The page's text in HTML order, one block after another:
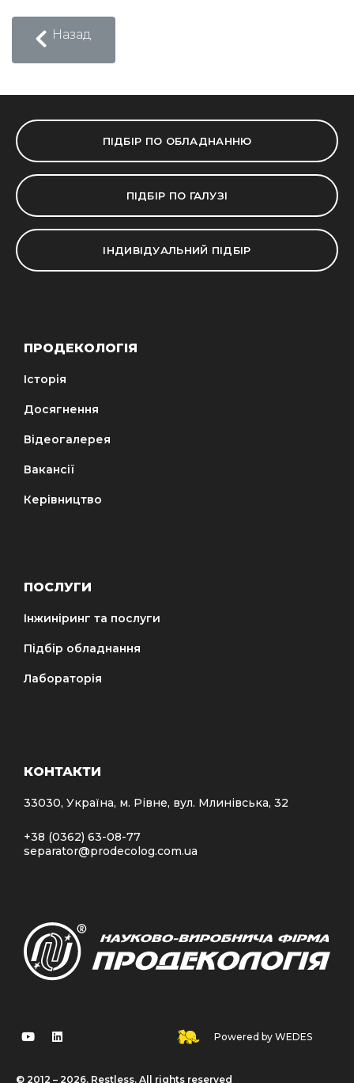
Назад
ПІДБІР ПО ОБЛАДНАННЮ
ПІДБІР ПО ГАЛУЗІ
ІНДИВІДУАЛЬНИЙ ПІДБІР
ПРОДЕКОЛОГІЯ
Історія
Досягнення
Відеогалерея
Вакансії
Керівництво
ПОСЛУГИ
Інжиніринг та послуги
Підбір обладнання
Лабораторія
КОНТАКТИ
33030, Україна, м. Рівне, вул. Млинівська, 32
+38 (0362) 63-08-77
separator@prodecolog.com.ua
Powered by WEDES
© 2012 – 2026. Restless. All rights reserved